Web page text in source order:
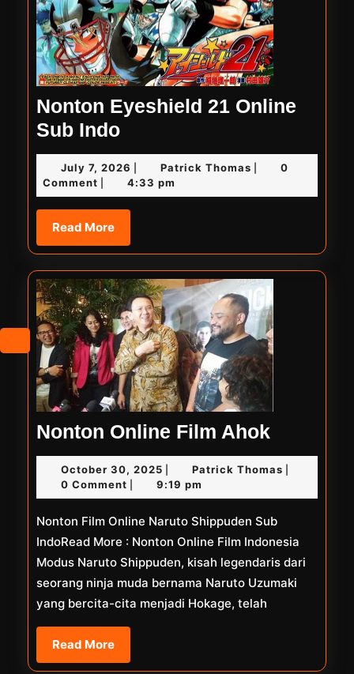
Nonton Eyeshield 21 Online
Sub IndoNonton
Eyeshield
21
Online
Indo
July 7, 2026 July
7,
2026
Patrick ThomasPatrick
0
Comment
4:33 pm
Read MoreRead
More
Nonton Online Film AhokNonton
Online
Film
Ahok
October 30, 2025 October
30,
2025
Patrick ThomasPatrick
0 Comment 9:19 pm
Nonton Film Online Naruto Shippuden Sub
IndoRead More : Nonton Online Film Indonesia
Modus Naruto Shippuden, kisah legendaris dari
seorang ninja muda bernama Naruto Uzumaki
yang bercita-cita menjadi Hokage, telah
Read MoreRead
More